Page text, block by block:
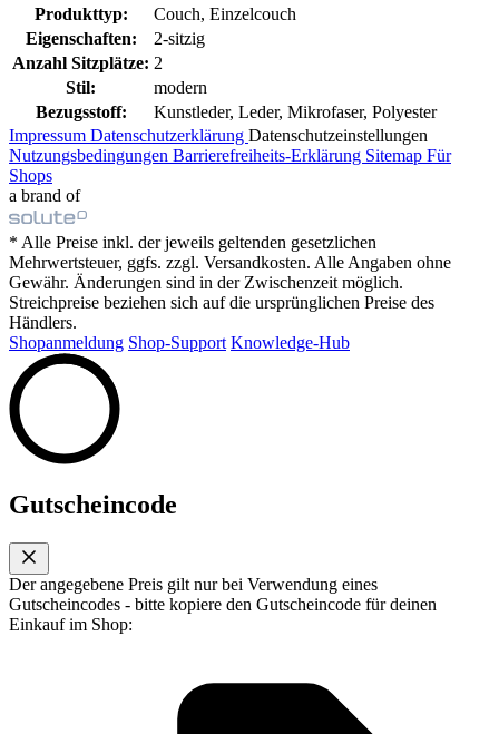
Produkttyp:
Couch, Einzelcouch
Eigenschaften:
2-sitzig
Anzahl Sitzplätze: 2
Stil:
modern
Bezugsstoff:
Kunstleder, Leder, Mikrofaser, Polyester
Impressum Datenschutzerklärung Datenschutzeinstellungen
Nutzungsbedingungen Barrierefreiheits-Erklärung Sitemap Für
Shops
a brand of
* Alle Preise inkl. der jeweils geltenden gesetzlichen
Mehrwertsteuer, ggfs. zzgl. Versandkosten. Alle Angaben ohne
Gewähr. Änderungen sind in der Zwischenzeit möglich.
Streichpreise beziehen sich auf die ursprünglichen Preise des
Händlers.
Shopanmeldung Shop-Support Knowledge-Hub
Gutscheincode
Der angegebene Preis gilt nur bei Verwendung eines
Gutscheincodes - bitte kopiere den Gutscheincode für deinen
Einkauf im Shop: